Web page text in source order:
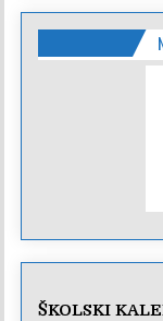
ŠKOLSKI